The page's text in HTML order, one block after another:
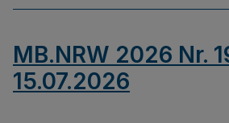
MB.NRW 2026 Nr.
15.07.2026